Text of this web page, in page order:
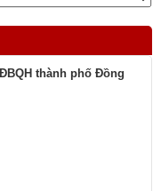
thành phố Đồng